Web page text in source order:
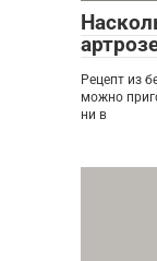
Рецепт из
можно
ни в